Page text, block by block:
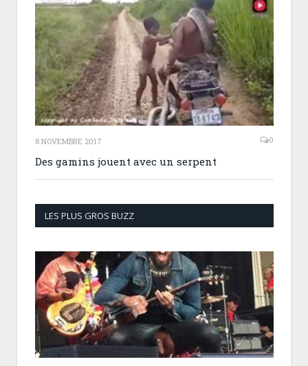
8 NOVEMBRE 2017 0
Des gamins jouent avec un serpent
LES PLUS GROS BUZZ